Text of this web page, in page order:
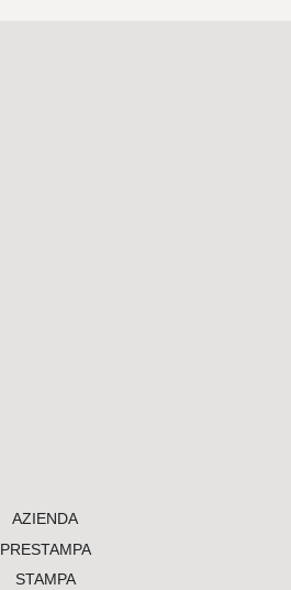
AZIENDA
PRESTAMPA
STAMPA